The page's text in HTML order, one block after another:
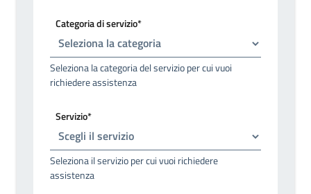
Categoria di servizio*
Seleziona la categoria del servizio per cui vuoi
richiedere assistenza
Servizio*
Seleziona il servizio per cui vuoi richiedere
assistenza